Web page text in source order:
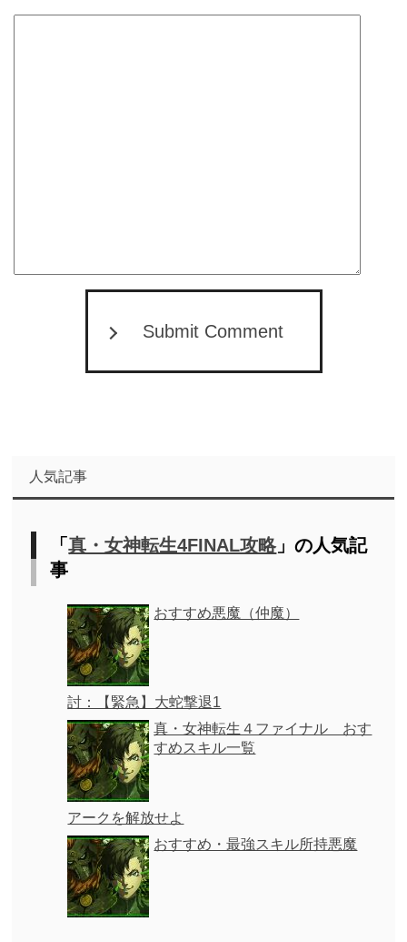
Submit Comment
人気記事
「真・女神転生4FINAL攻略」の人気記
事
おすすめ悪魔（仲魔）
討：【緊急】大蛇撃退1
真・女神転生４ファイナル おす
すめスキル一覧
アークを解放せよ
おすすめ・最強スキル所持悪魔